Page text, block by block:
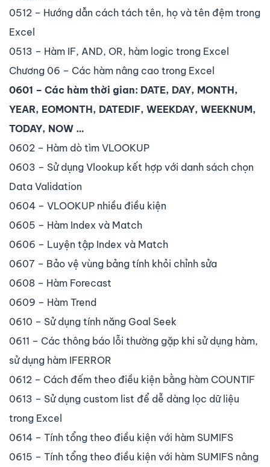
0512 – Hướng dẫn cách tách tên, họ và tên đệm trong
Excel
0513 – Hàm IF, AND, OR, hàm logic trong Excel
Chương 06 – Các hàm nâng cao trong Excel
0601 – Các hàm thời gian: DATE, DAY, MONTH,
YEAR, EOMONTH, DATEDIF, WEEKDAY, WEEKNUM,
TODAY, NOW …
0602 – Hàm dò tìm VLOOKUP
0603 – Sử dụng Vlookup kết hợp với danh sách chọn
Data Validation
0604 – VLOOKUP nhiều điều kiện
0605 – Hàm Index và Match
0606 – Luyện tập Index và Match
0607 – Bảo vệ vùng bảng tính khỏi chỉnh sửa
0608 – Hàm Forecast
0609 – Hàm Trend
0610 – Sử dụng tính năng Goal Seek
0611 – Các thông báo lỗi thường gặp khi sử dụng hàm,
sử dụng hàm IFERROR
0612 – Cách đếm theo điều kiện bằng hàm COUNTIF
0613 – Sử dụng custom list để dễ dàng lọc dữ liệu
trong Excel
0614 – Tính tổng theo điều kiện với hàm SUMIFS
0615 – Tính tổng theo điều kiện với hàm SUMIFS nâng